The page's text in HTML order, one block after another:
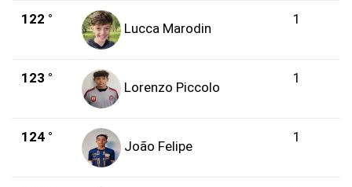
122 °
Lucca Marodin
1
123 °
Lorenzo Piccolo
1
124 °
João Felipe
1